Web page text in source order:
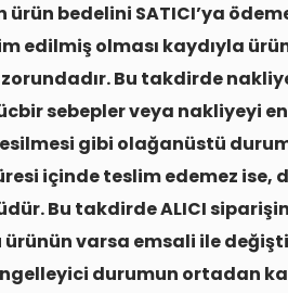
bedelini SATICI’ya
edilmiş olması kaydıyla
Bu takdirde
sebepler veya nakliyeyi
gibi olağanüstü
içinde teslim edemez ise,
Bu takdirde ALICI
ürünün varsa emsali ile
durumun ortadan